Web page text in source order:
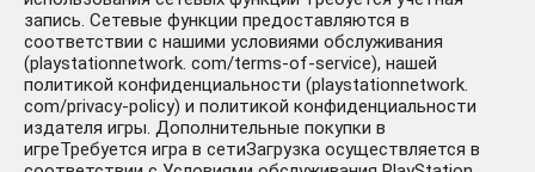
запись. Сетевые функции предоставляются в
соответствии с нашими условиями обслуживания
(playstationnetwork. com/terms-of-service), нашей
политикой конфиденциальности (playstationnetwork.
com/privacy-policy) и политикой конфиденциальности
издателя игры. Дополнительные покупки в
игреТребуется игра в сетиЗагрузка осуществляется в